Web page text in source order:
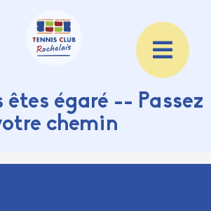
êtes égaré -- Passez
chemin